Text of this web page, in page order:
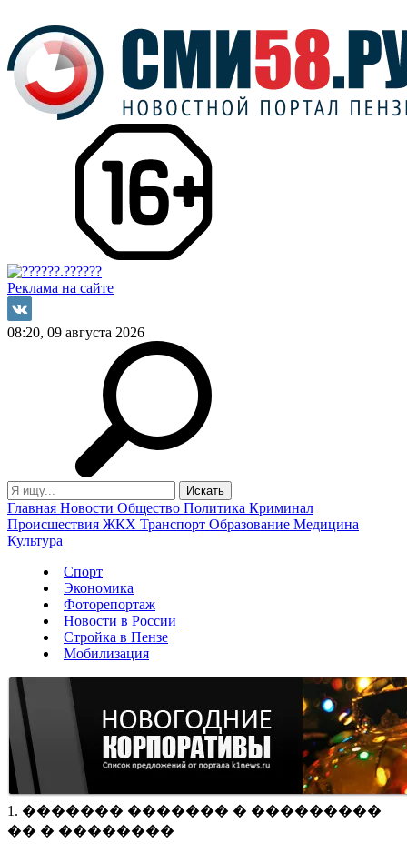
Реклама на сайте
08:20, 09 августа 2026
Главная Новости Общество Политика Криминал
Происшествия ЖКХ Транспорт Образование Медицина
Культура
Спорт
Экономика
Фоторепортаж
Новости в России
Стройка в Пензе
Мобилизация
1. ������� ������� � ���������
�� � ��������